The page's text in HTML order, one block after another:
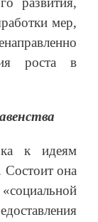
мер,
роста в
к идеям
Состоит она